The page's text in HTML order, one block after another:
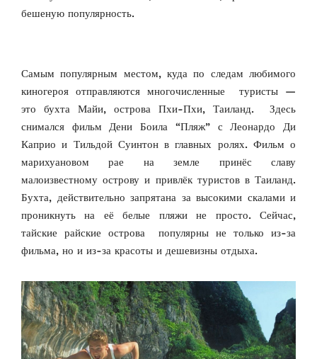
бешеную популярность.
Самым популярным местом, куда по следам любимого
киногероя отправляются многочисленные туристы —
это бухта Майи, острова Пхи-Пхи, Таиланд. Здесь
снимался фильм Дени Боила “Пляж” с Леонардо Ди
Каприо и Тильдой Суинтон в главных ролях. Фильм о
марихуановом рае на земле принёс славу
малоизвестному острову и привлёк туристов в Таиланд.
Бухта, действительно запрятана за высокими скалами и
проникнуть на её белые пляжи не просто. Сейчас,
тайские райские острова популярны не только из-за
фильма, но и из-за красоты и дешевизны отдыха.